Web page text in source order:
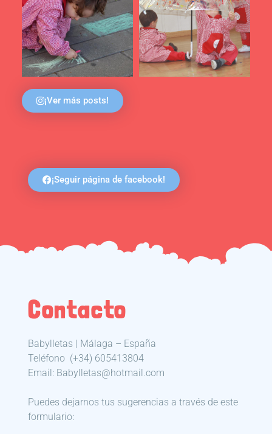
¡Ver más posts!
¡Seguir página de facebook!
Contacto
Babylletas | Málaga – España
Teléfono (+34) 605413804
Email: Babylletas@hotmail.com
Puedes dejarnos tus sugerencias a través de este
formulario: